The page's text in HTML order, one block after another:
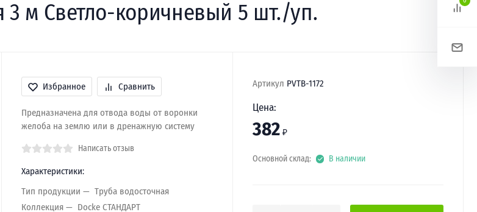
3 м Светло-коричневый 5 шт./уп.
Избранное Сравнить
Предназначена для отвода воды от воронки
желоба на землю или в дренажную систему
Написать отзыв
Характеристики:
Тип продукции
Труба водосточная
Коллекция
Docke СТАНДАРТ
Артикул PVTB-1172
Цена:
382 ₽
Основной склад: В наличии